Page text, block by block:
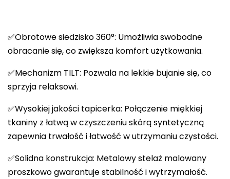
✅Obrotowe siedzisko 360°: Umożliwia swobodne
obracanie się, co zwiększa komfort użytkowania.
✅Mechanizm TILT: Pozwala na lekkie bujanie się, co
sprzyja relaksowi.
✅Wysokiej jakości tapicerka: Połączenie miękkiej
tkaniny z łatwą w czyszczeniu skórą syntetyczną
zapewnia trwałość i łatwość w utrzymaniu czystości.
✅Solidna konstrukcja: Metalowy stelaż malowany
proszkowo gwarantuje stabilność i wytrzymałość.